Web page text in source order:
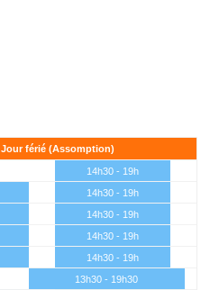
Jour férié (Assomption)
14h30 - 19h
14h30 - 19h
14h30 - 19h
14h30 - 19h
14h30 - 19h
13h30 - 19h30